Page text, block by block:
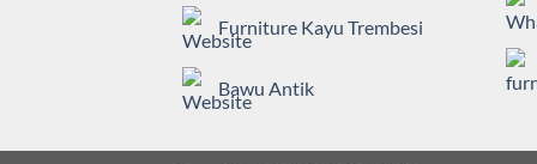
Furniture Kayu Trembesi
Bawu Antik